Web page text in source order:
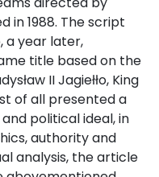
in 1988. The script
a year later,
title based on the
II Jagiełło, King
of all presented a
political ideal, in
authority and
analysis, the article